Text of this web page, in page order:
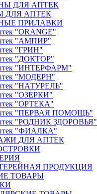
ДЛЯ АПТЕК
ДЛЯ АПТЕК
ПРИЛАВКИ
"ORANGE"
"АМПИР"
"ГРИН"
"ДОКТОР"
"ИНТЕРФАРМ"
"МОДЕРН"
"НАТУРЕЛЬ"
"ОЗЕРКИ"
"ОРТЕКА"
"ПЕРВАЯ ПОМОЩЬ"
"РОДНИК ЗДОРОВЬЯ"
"ФИАЛКА"
ДЛЯ АПТЕК
ПРОДУКЦИЯ
ТОВАРЫ